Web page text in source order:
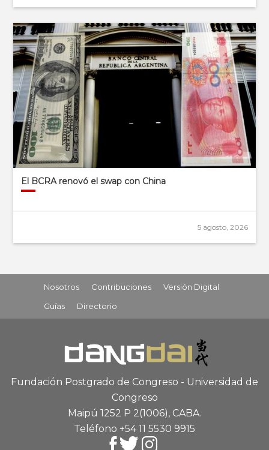
El BCRA renovó el swap con China
5 agosto, 2026
Nosotros Contribuciones
Versión Digital
Guías
Directorio
Fundación Postgrado de Congreso - Universidad de
Congreso
Maipú 1252 P 2(1006), CABA.
Teléfono +54 11 5530 9915